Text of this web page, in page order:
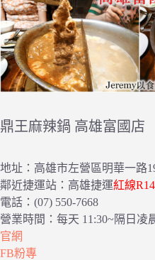
鼎王麻辣鍋 高雄富國店
地址：高雄市左營區明華一路
鄰近捷運站：高雄捷運紅線
電話：(07) 550-7668
營業時間：每天 11:30~隔日凌
官網
FB粉專